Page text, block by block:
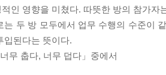
인 영향을 미쳤다. 따뜻한 방의 참가
는 두 방 모두에서 업무 수행의 수준이
입된다는 뜻이다.
무 춥다, 너무 덥다」중에서